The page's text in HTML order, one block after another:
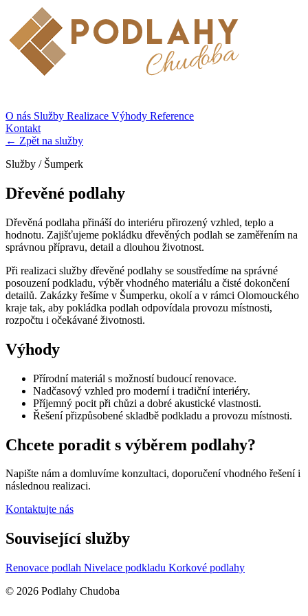
O nás Služby Realizace Výhody Reference
Kontakt
← Zpět na služby
Služby / Šumperk
Dřevěné podlahy
Dřevěná podlaha přináší do interiéru přirozený vzhled, teplo a
hodnotu. Zajišťujeme pokládku dřevěných podlah se zaměřením na
správnou přípravu, detail a dlouhou životnost.
Při realizaci služby dřevěné podlahy se soustředíme na správné
posouzení podkladu, výběr vhodného materiálu a čisté dokončení
detailů. Zakázky řešíme v Šumperku, okolí a v rámci Olomouckého
kraje tak, aby pokládka podlah odpovídala provozu místnosti,
rozpočtu i očekávané životnosti.
Výhody
Přírodní materiál s možností budoucí renovace.
Nadčasový vzhled pro moderní i tradiční interiéry.
Příjemný pocit při chůzi a dobré akustické vlastnosti.
Řešení přizpůsobené skladbě podkladu a provozu místnosti.
Chcete poradit s výběrem podlahy?
Napište nám a domluvíme konzultaci, doporučení vhodného řešení i
následnou realizaci.
Kontaktujte nás
Související služby
Renovace podlah Nivelace podkladu Korkové podlahy
© 2026 Podlahy Chudoba